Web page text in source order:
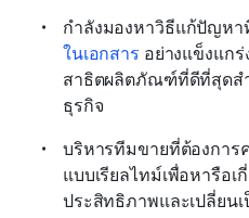
กำลังมองหาวิธีแก้ปัญหา
ในเอกสาร อย่างแข็งแก
สาธิตผลิตภัณฑ์ที่ดีที่สุดส
ธุรกิจ
บริหารทีมขายที่ต้องการ
แบบเรียลไทม์เพื่อหารือ
ประสิทธิภาพและเปลี่ยน